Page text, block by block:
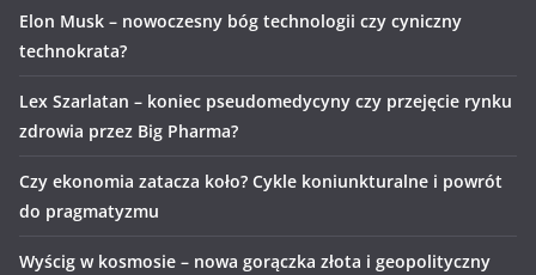
Elon Musk – nowoczesny bóg technologii czy cyniczny
technokrata?
Lex Szarlatan – koniec pseudomedycyny czy przejęcie rynku
zdrowia przez Big Pharma?
Czy ekonomia zatacza koło? Cykle koniunkturalne i powrót
do pragmatyzmu
Wyścig w kosmosie – nowa gorączka złota i geopolityczny